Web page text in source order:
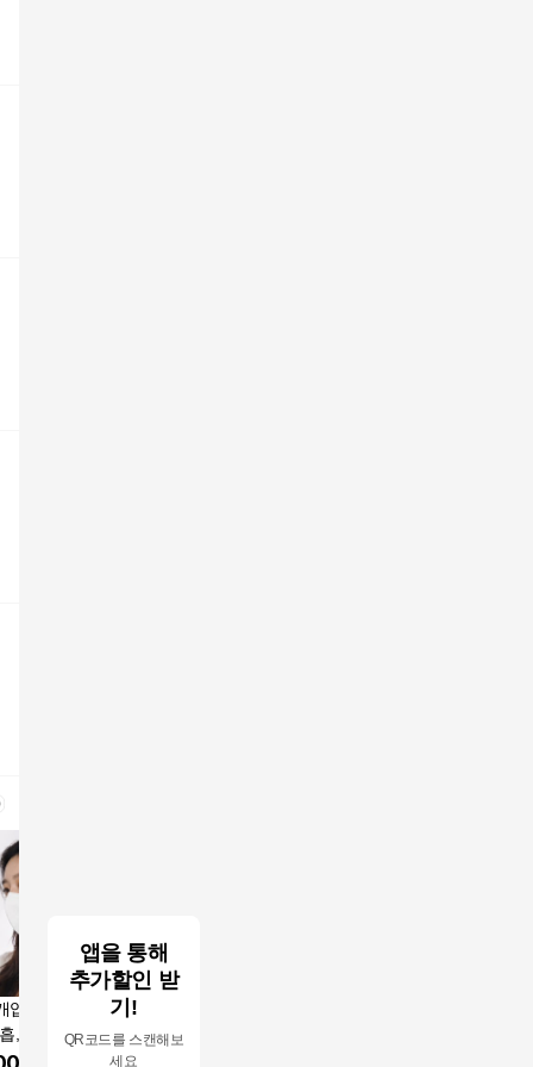
앱을 통해
추가할인 받
기!
QR코드를 스캔해보
세요
입] 45% 더 편안
, 아에르 KF94
라이트핏 마스
아에르 어드밴스드 라
이트핏 마스크 KF80 중
형 베이지 50개입 식약